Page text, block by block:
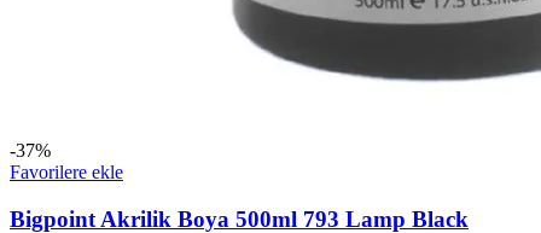
-37%
Favorilere ekle
Bigpoint Akrilik Boya 500ml 793 Lamp Black